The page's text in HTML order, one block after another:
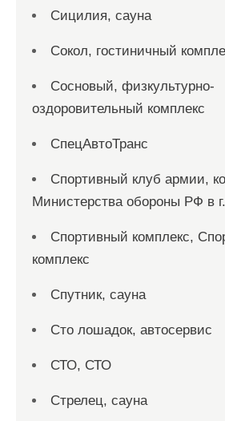
Сицилия, сауна
Сокол, гостиничный
Сосновый, физкультурно-
оздоровительный комплекс
СпецАвтоТранс
Спортивный клуб армии,
Министерства обороны РФ в
Спортивный комплекс,
комплекс
Спутник, сауна
Сто лошадок, автосервис
СТО, СТО
Стрелец, сауна